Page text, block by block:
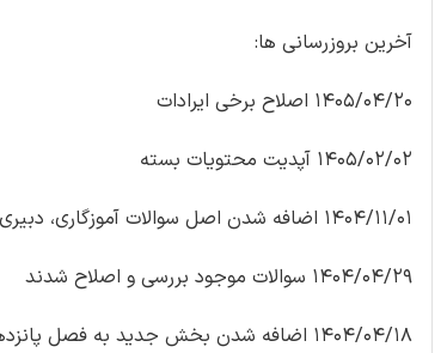
آخرین بروزرسانی ها:
1405/04/20 اصلاح برخی ایرادات
1405/02/02 آپدیت محتویات بسته
1404/11/01 اضافه شدن اصل سوالات آموزگاری، دبیری و هنرآموز 1404
1404/04/29 سوالات موجود بررسی و اصلاح شدند
1404/04/18 اضافه شدن بخش جدید به فصل پانزدهم (سوالات آموزش مفاهیم دینی همگام با روانشناسی رشد)